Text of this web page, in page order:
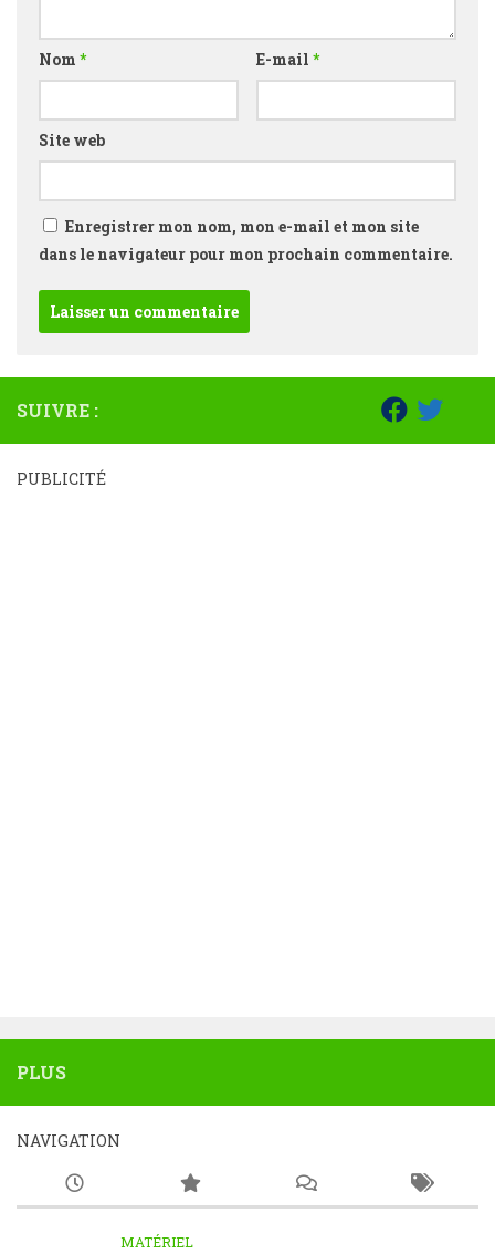
Nom * E-mail *
Site web
Enregistrer mon nom, mon e-mail et mon site
dans le navigateur pour mon prochain commentaire.
SUIVRE :
PUBLICITÉ
PLUS
NAVIGATION
MATÉRIEL